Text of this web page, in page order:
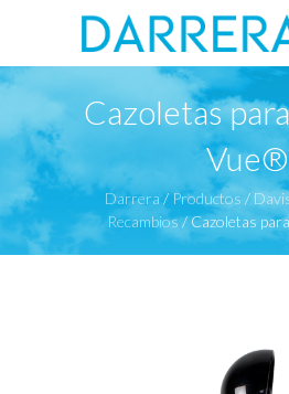
Cazoletas
Vue®
Darrera/Productos /
Recambios/Cazoletas